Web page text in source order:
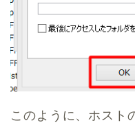
このように、ホスト